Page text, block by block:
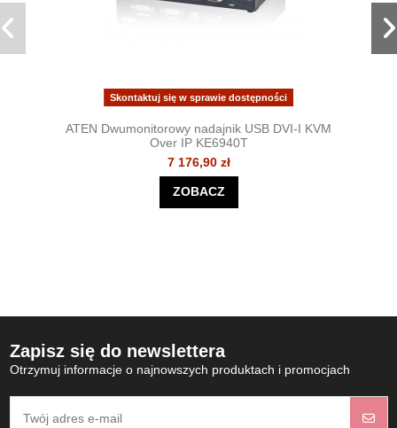
Skontaktuj się w sprawie dostępności
ATEN Dwumonitorowy nadajnik USB DVI-I KVM
Over IP KE6940T
7 176,90 zł
ZOBACZ
Zapisz się do newslettera
Otrzymuj informacje o najnowszych produktach i promocjach